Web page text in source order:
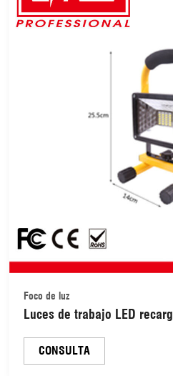
Foco de luz
Luces de trabajo LED
obra con soporte para
actividades al aire libre
CONSULTA